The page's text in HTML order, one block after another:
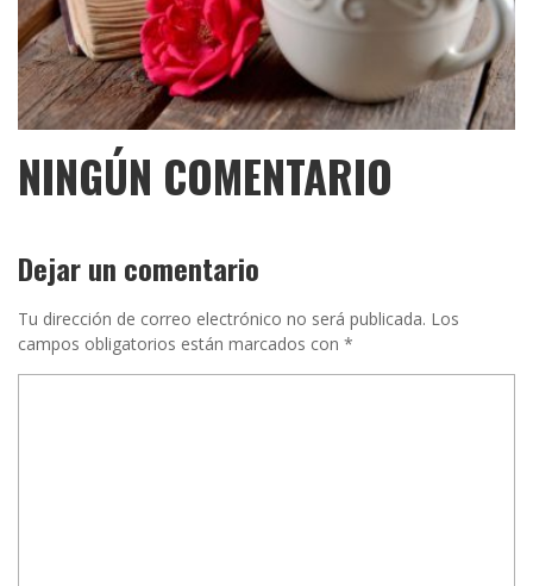
NINGÚN COMENTARIO
Dejar un comentario
Tu dirección de correo electrónico no será publicada. Los
campos obligatorios están marcados con *